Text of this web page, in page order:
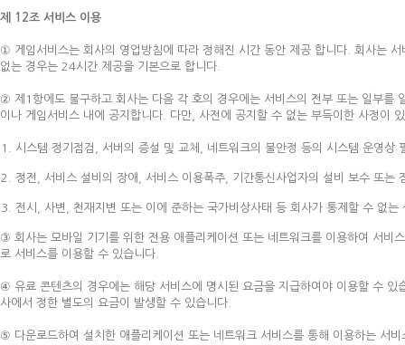
제 12조 서비스 이용
① 게임서비스는 회사의 영업방침에 따라 정해진 시간 동안 제공 합니다. 회사는
없는 경우는 24시간 제공을 기본으로 합니다.
② 제1항에도 불구하고 회사는 다음 각 호의 경우에는 서비스의 전부 또는 일부를
이나 게임서비스 내에 공지합니다. 다만, 사전에 공지할 수 없는 부득이한 사정이
시스템 정기점검, 서버의 증설 및 교체, 네트워크의 불안정 등의 시스템 운영상
정전, 서비스 설비의 장애, 서비스 이용폭주, 기간통신사업자의 설비 보수 또는
전시, 사변, 천재지변 또는 이에 준하는 국가비상사태 등 회사가 통제할 수 없는
③ 회사는 모바일 기기를 위한 전용 애플리케이션 또는 네트워크를 이용하여 서비
로 서비스를 이용할 수 있습니다.
④ 유료 콘텐츠의 경우에는 해당 서비스에 명시된 요금을 지급하여야 이용할 수
사에서 정한 별도의 요금이 발생할 수 있습니다.
⑤ 다운로드하여 설치한 애플리케이션 또는 네트워크 서비스를 통해 이용하는 서